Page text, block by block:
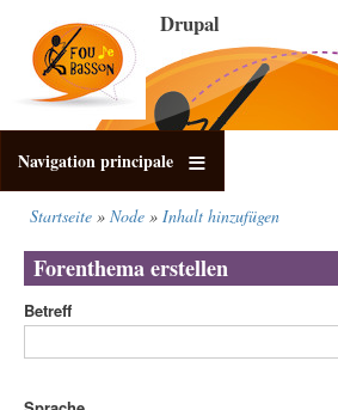
Inhalt
Drupal
Navigation principale
Startseite Node Inhalt hinzufügen
Forenthema erstellen
Betreff